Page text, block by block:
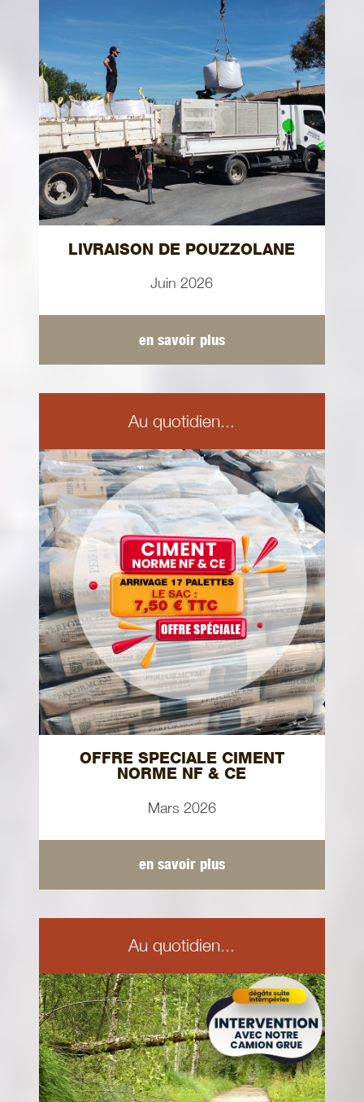
LIVRAISON DE POUZZOLANE
Juin 2026
en savoir plus
Au quotidien...
OFFRE SPECIALE CIMENT
NORME NF & CE
Mars 2026
en savoir plus
Au quotidien...